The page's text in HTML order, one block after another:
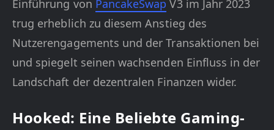
Einführung von PancakeSwap V3 im Jahr 2023
trug erheblich zu diesem Anstieg des
Nutzerengagements und der Transaktionen bei
und spiegelt seinen wachsenden Einfluss in der
Landschaft der dezentralen Finanzen wider.
Hooked: Eine Beliebte Gaming-